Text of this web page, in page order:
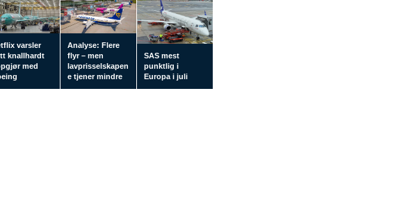
varsler
knallhardt
med
Analyse: Flere
flyr – men
lavprisselskapen
e tjener mindre
SAS mest
punktlig i
Europa i juli